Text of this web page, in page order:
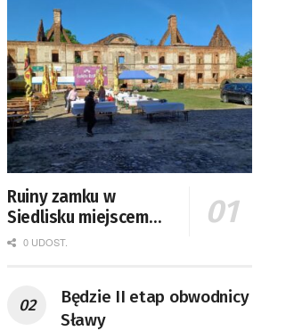
Ruiny zamku w
Siedlisku miejscem
święta plonów
0 UDOST.
Będzie II etap obwodnicy
Sławy